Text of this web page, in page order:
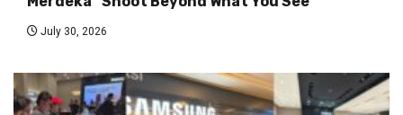
July 30, 2026